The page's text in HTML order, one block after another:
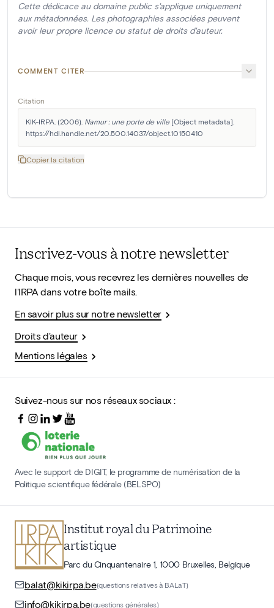
Cette dédicace au domaine public s'applique uniquement
aux métadonnées. Les photographies associées peuvent
avoir leur propre licence ou statut de droits d'auteur.
COMMENT CITER
Citation
KIK-IRPA. (2006). Namur : une porte de ville [Object metadata].
https://hdl.handle.net/20.500.14037/object.10150410
Copier la citation
Inscrivez-vous à notre newsletter
Chaque mois, vous recevrez les dernières nouvelles de
l'IRPA dans votre boîte mails.
En savoir plus sur notre newsletter
Droits d'auteur
Mentions légales
Suivez-nous sur nos réseaux sociaux :
Avec le support de DIGIT, le programme de numérisation de la
Politique scientifique fédérale (BELSPO)
Institut royal du Patrimoine
artistique
Parc du Cinquantenaire 1, 1000 Bruxelles, Belgique
balat@kikirpa.be(questions relatives à BALaT)
info@kikirpa.be(questions générales)